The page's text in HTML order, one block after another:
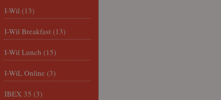
I-Wil (13)
I-Wil Breakfast (13)
I-Wil Lunch (15)
I-WiL Online (3)
IBEX 35 (3)